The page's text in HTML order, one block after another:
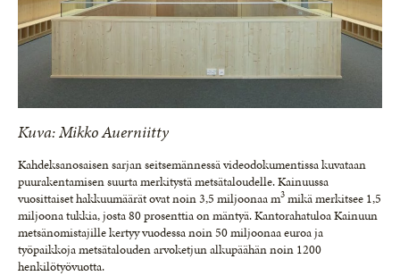
Kuva: Mikko Auerniitty
Kahdeksanosaisen sarjan seitsemännessä videodokumentissa kuvataan
puurakentamisen suurta merkitystä metsätaloudelle. Kainuussa
vuosittaiset hakkuumäärät ovat noin 3,5 miljoonaa m3 mikä merkitsee 1,5
miljoona tukkia, josta 80 prosenttia on mäntyä. Kantorahatuloa Kainuun
metsänomistajille kertyy vuodessa noin 50 miljoonaa euroa ja
työpaikkoja metsätalouden arvoketjun alkupäähän noin 1200
henkilötyövuotta.